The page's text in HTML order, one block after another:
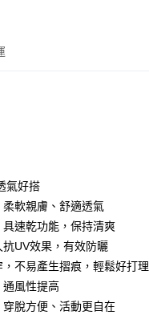
氣好搭
軟親膚、舒適透氣
具速乾功能，保持清爽
UV效果，有效防曬
不易產生摺痕，輕鬆好打理
通風性提高
脫方便、活動更自在